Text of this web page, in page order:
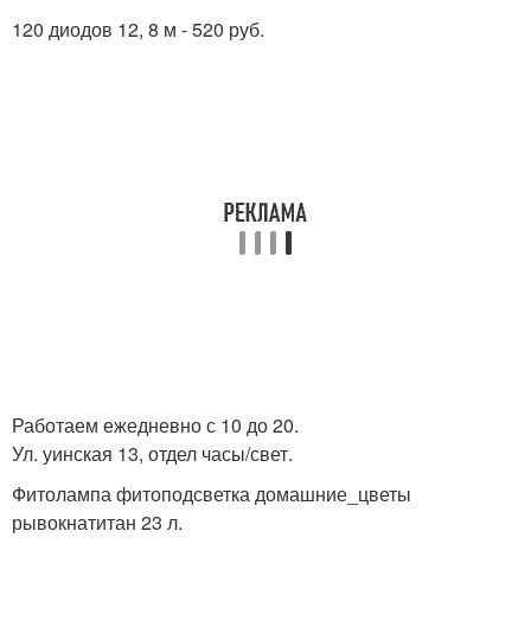
120 диодов 12, 8 м - 520 руб.
Работаем ежедневно с 10 до 20.
Ул. уинская 13, отдел часы/свет.
Фитолампа фитоподсветка домашние_цветы
рывокнатитан 23 л.